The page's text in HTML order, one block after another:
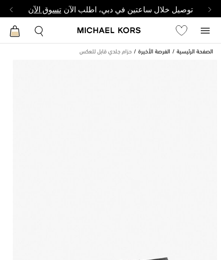
توصيل خلال ساعتين في دبي، اطلب الآن تسوق الآن
الصفحة الرئيسية الفرصة الأخيرة حزام جلدي قابل للعكس